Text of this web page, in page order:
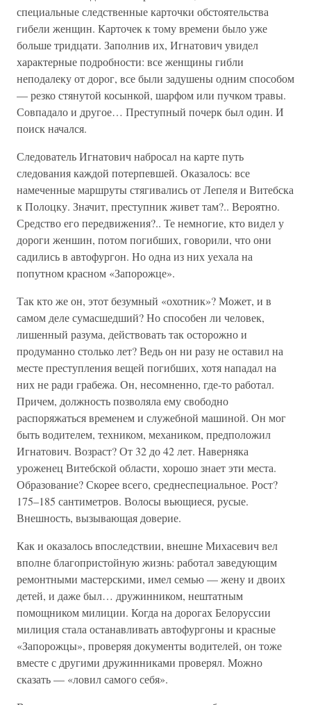
специальные следственные карточки обстоятельства
гибели женщин. Карточек к тому времени было уже
больше тридцати. Заполнив их, Игнатович увидел
характерные подробности: все женщины гибли
неподалеку от дорог, все были задушены одним способом
— резко стянутой косынкой, шарфом или пучком травы.
Совпадало и другое… Преступный почерк был один. И
поиск начался.
Следователь Игнатович набросал на карте путь
следования каждой потерпевшей. Оказалось: все
намеченные маршруты стягивались от Лепеля и Витебска
к Полоцку. Значит, преступник живет там?.. Вероятно.
Средство его передвижения?.. Те немногие, кто видел у
дороги женшин, потом погибших, говорили, что они
садились в автофургон. Но одна из них уехала на
попутном красном «Запорожце».
Так кто же он, этот безумный «охотник»? Может, и в
самом деле сумасшедший? Но способен ли человек,
лишенный разума, действовать так осторожно и
продуманно столько лет? Ведь он ни разу не оставил на
месте преступления вещей погибших, хотя нападал на
них не ради грабежа. Он, несомненно, где-то работал.
Причем, должность позволяла ему свободно
распоряжаться временем и служебной машиной. Он мог
быть водителем, техником, механиком, предположил
Игнатович. Возраст? От 32 до 42 лет. Наверняка
уроженец Витебской области, хорошо знает эти места.
Образование? Скорее всего, среднеспециальное. Рост?
175–185 сантиметров. Волосы вьющиеся, русые.
Внешность, вызывающая доверие.
Как и оказалось впоследствии, внешне Михасевич вел
вполне благопристойную жизнь: работал заведующим
ремонтными мастерскими, имел семью — жену и двоих
детей, и даже был… дружинником, нештатным
помощником милиции. Когда на дорогах Белоруссии
милиция стала останавливать автофургоны и красные
«Запорожцы», проверяя документы водителей, он тоже
вместе с другими дружинниками проверял. Можно
сказать — «ловил самого себя».